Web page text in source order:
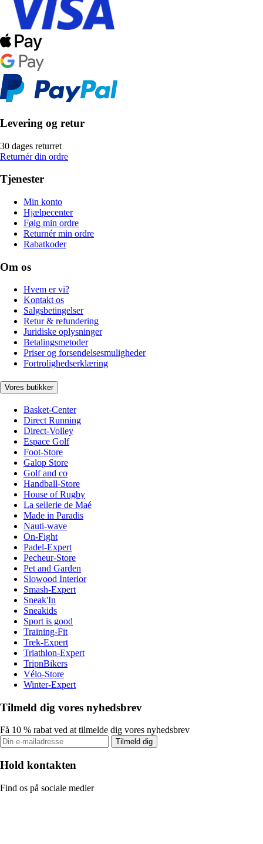
Levering og retur
30 dages returret
Returnér din ordre
Tjenester
Min konto
Hjælpecenter
Følg min ordre
Returnér min ordre
Rabatkoder
Om os
Hvem er vi?
Kontakt os
Salgsbetingelser
Retur & refundering
Juridiske oplysninger
Betalingsmetoder
Priser og forsendelsesmuligheder
Fortrolighedserklæring
Vores butikker
Basket-Center
Direct Running
Direct-Volley
Espace Golf
Foot-Store
Galop Store
Golf and co
Handball-Store
House of Rugby
La sellerie de Maé
Made in Paradis
Nauti-wave
On-Fight
Padel-Expert
Pecheur-Store
Pet and Garden
Slowood Interior
Smash-Expert
Sneak'In
Sneakids
Sport is good
Training-Fit
Trek-Expert
Triathlon-Expert
TripnBikers
Vélo-Store
Winter-Expert
Tilmeld dig vores nyhedsbrev
Få 10 % rabat ved at tilmelde dig vores nyhedsbrev
Tilmeld dig
Hold kontakten
Find os på sociale medier